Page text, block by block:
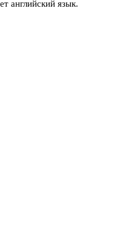
английский язык.